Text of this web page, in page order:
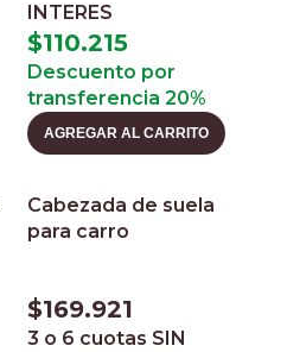
INTERES
$110.215
Descuento por
transferencia 20%
AGREGAR AL CARRITO
Cabezada de suela
para carro
$169.921
3 o 6 cuotas SIN